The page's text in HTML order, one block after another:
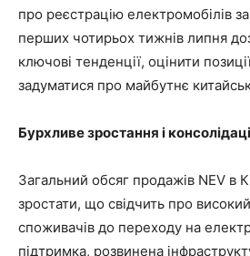
про реєстрацію електромобілів
перших чотирьох тижнів липня
ключові тенденції, оцінити
задуматися про майбутнє
Бурхливе зростання і
Загальний обсяг продажів NEV в
зростати, що свідчить про високий
споживачів до переходу на
підтримка, розвинена